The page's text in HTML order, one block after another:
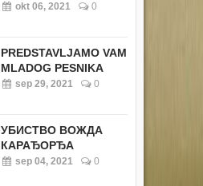
okt 06, 2021 0
PREDSTAVLJAMO VAM
MLADOG PESNIKA
sep 29, 2021 0
УБИСТВО ВОЖДА
КАРАЂОРЂА
sep 04, 2021 0